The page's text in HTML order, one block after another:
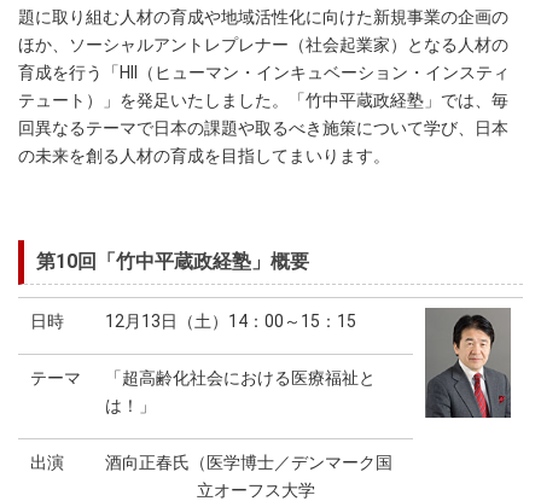
題に取り組む人材の育成や地域活性化に向けた新規事業の企画の
ほか、ソーシャルアントレプレナー（社会起業家）となる人材の
育成を行う「HII（ヒューマン・インキュベーション・インスティ
テュート）」を発足いたしました。「竹中平蔵政経塾」では、毎
回異なるテーマで日本の課題や取るべき施策について学び、日本
の未来を創る人材の育成を目指してまいります。
第10回「竹中平蔵政経塾」概要
日時 12月13日（土）14：00～15：15
テーマ
「超高齢化社会における医療福祉と
は！」
出演
酒向正春氏（医学博士／デンマーク国
立オーフス大学